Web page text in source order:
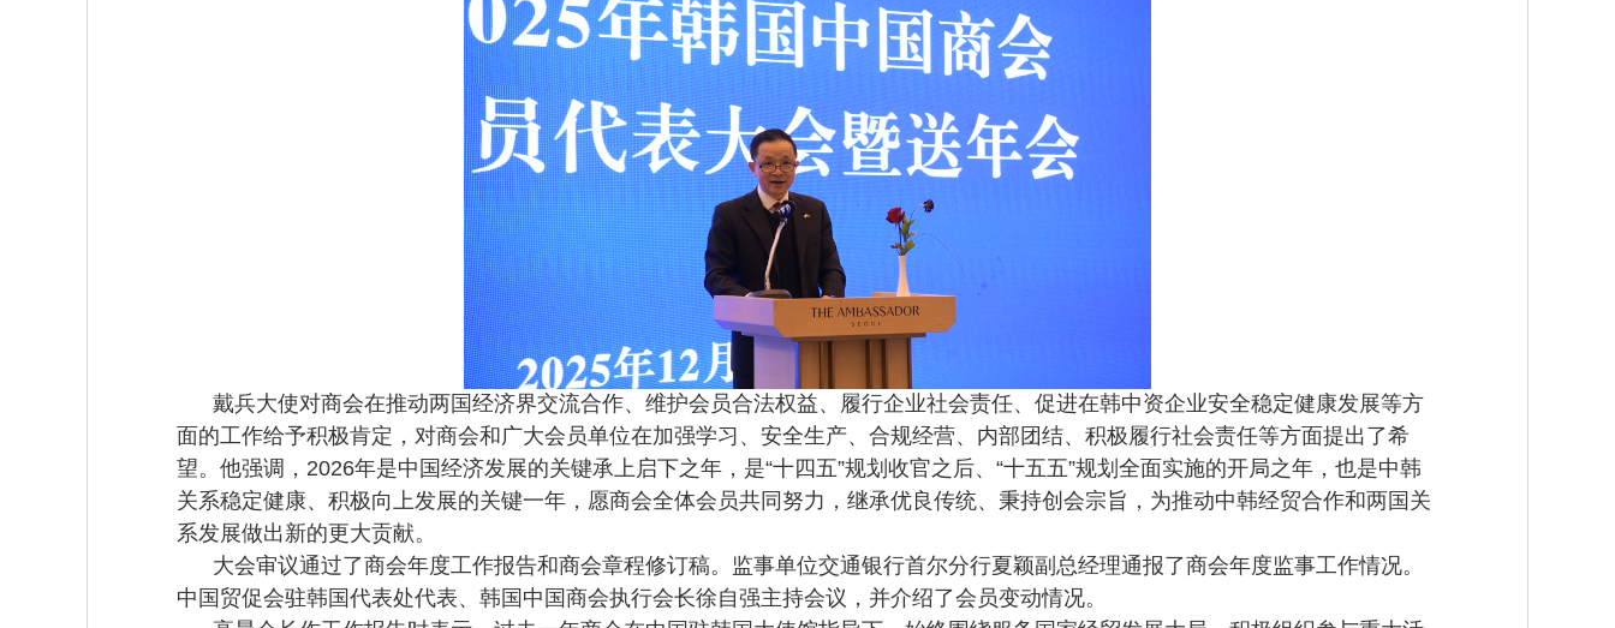
戴兵大使对商会在推动两国经济界交流合作、维护会员合法权益、履行企业社会责任、促进在韩中资企业安全稳定健康发展等方
面的工作给予积极肯定，对商会和广大会员单位在加强学习、安全生产、合规经营、内部团结、积极履行社会责任等方面提出了希
望。他强调，2026年是中国经济发展的关键承上启下之年，是“十四五”规划收官之后、“十五五”规划全面实施的开局之年，也是中韩
关系稳定健康、积极向上发展的关键一年，愿商会全体会员共同努力，继承优良传统、秉持创会宗旨，为推动中韩经贸合作和两国关
系发展做出新的更大贡献。
大会审议通过了商会年度工作报告和商会章程修订稿。监事单位交通银行首尔分行夏颖副总经理通报了商会年度监事工作情况。
中国贸促会驻韩国代表处代表、韩国中国商会执行会长徐自强主持会议，并介绍了会员变动情况。